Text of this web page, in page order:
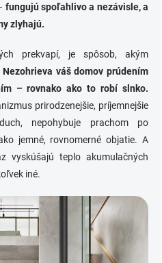
fungujú spoľahlivo a nezávisle, a
zlyhajú.
prekvapí, je spôsob, akým
Nezohrieva váš domov prúdením
– rovnako ako to robí slnko.
prirodzenejšie, príjemnejšie
nepohybuje prachom po
jemné, rovnomerné objatie. A
vyskúšajú teplo akumulačných
iné.